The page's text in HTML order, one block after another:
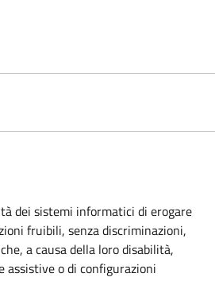
dei sistemi informatici di erogare
fruibili, senza discriminazioni,
a causa della loro disabilità,
assistive o di configurazioni